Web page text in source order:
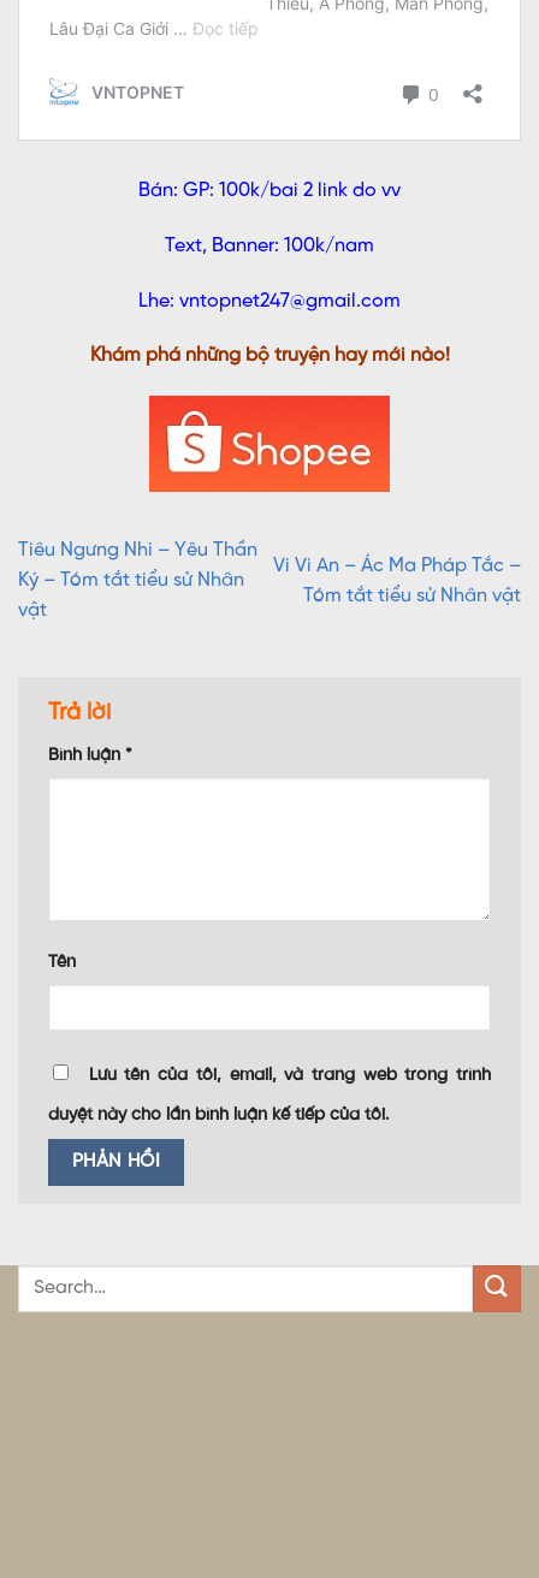
Bán: GP: 100k/bai 2 link do vv
Text, Banner: 100k/nam
Lhe: vntopnet247@gmail.com
Khám phá những bộ truyện hay mới nào!
Tiêu Ngưng Nhi – Yêu Thần
Ký – Tóm tắt tiểu sử Nhân
vật
Vi Vi An – Ác Ma Pháp Tắc –
Tóm tắt tiểu sử Nhân vật
Trả lời
Bình luận *
Tên
Lưu tên của tôi, email, và trang web trong trình
duyệt này cho lần bình luận kế tiếp của tôi.